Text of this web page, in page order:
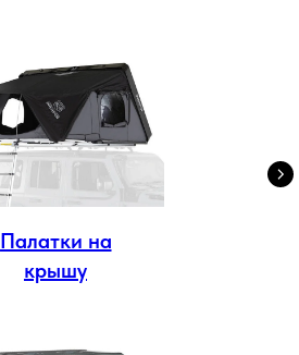
Палатки на
крышу